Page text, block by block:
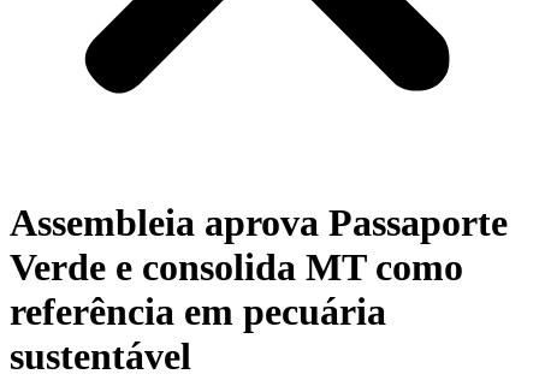
Assembleia aprova Passaporte
Verde e consolida MT como
referência em pecuária
sustentável